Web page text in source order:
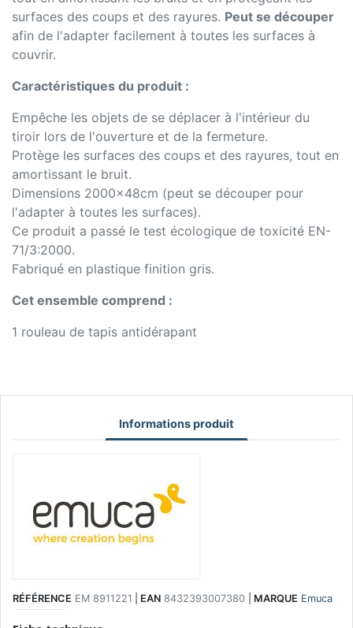
surfaces des coups et des rayures. Peut se découper
afin de l'adapter facilement à toutes les surfaces à
couvrir.
Caractéristiques du produit :
Empêche les objets de se déplacer à l'intérieur du
tiroir lors de l'ouverture et de la fermeture.
Protège les surfaces des coups et des rayures, tout en
amortissant le bruit.
Dimensions 2000x48cm (peut se découper pour
l'adapter à toutes les surfaces).
Ce produit a passé le test écologique de toxicité EN-
71/3:2000.
Fabriqué en plastique finition gris.
Cet ensemble comprend :
1 rouleau de tapis antidérapant
Informations produit
RÉFÉRENCE EM 8911221 EAN 8432393007380 MARQUE Emuca